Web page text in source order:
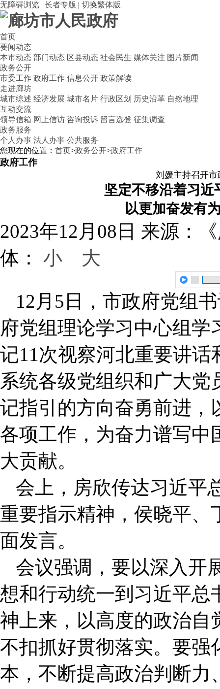
无障碍浏览 | 长者专版 | 切换繁体版
首页
要闻动态
本市动态 部门动态 区县动态 社会民生 媒体关注 图片新闻
政务公开
市委工作 政府工作 信息公开 政策解读
走进廊坊
城市综述 经济发展 城市名片 行政区划 历史沿革 自然地理
互动交流
领导信箱 网上信访 咨询投诉 留言选登 征集调查
政务服务
个人办事 法人办事 公共服务
您现在的位置： 首页>政务公开>政府工作
政府工作
刘媛主持召开
坚定不移沿着习
以更加奋发有
2023年12月08日 来源：
体： 小 大
12月5日，市政府党组
府党组理论学习中心组
记11次视察河北重要讲
系统各级党组织和广大
记指引的方向奋勇前进，
各项工作，为奋力谱写中
大贡献。
会上，房欣传达习近平
重要指示精神，侯晓平、
面发言。
会议强调，要以深入开
想和行动统一到习近平总
神上来，以高度的政治自
不扣抓好贯彻落实。要强
本，不断提高政治判断力